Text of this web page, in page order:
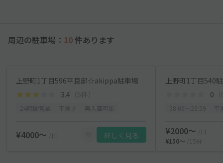
周辺の駐車場： 10 件あります
上野町1丁目596平良邸☆akippa駐車場
3.4 （5件）
¥4000〜 /日 詳しく見る
上野町1丁目540
0
¥2000〜
/日
¥150〜
/15分